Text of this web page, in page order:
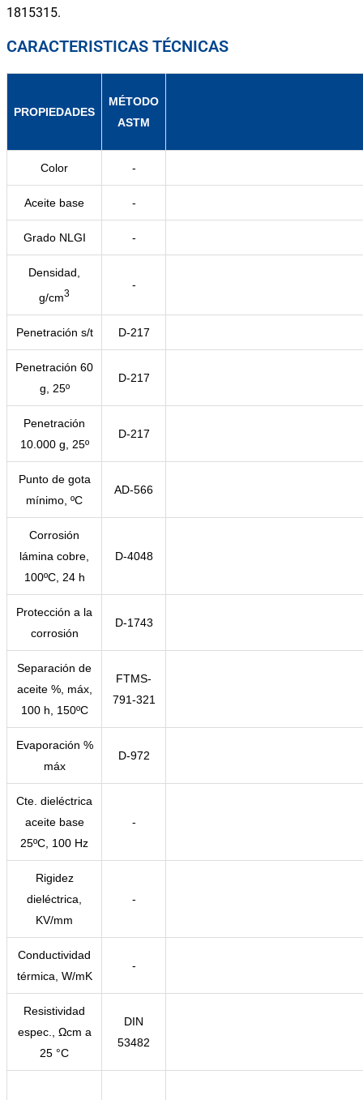
1815315.
CARACTERISTICAS TÉCNICAS
PROPIEDADES
MÉTODO
ASTM
Color -
Aceite base -
Grado NLGI -
Densidad,
g/cm3
-
Penetración s/t D-217
Penetración 60
g, 25º
D-217
Penetración
10.000 g, 25º
D-217
Punto de gota
mínimo, ºC
AD-566
Corrosión
lámina cobre,
100ºC, 24 h
D-4048
Protección a la
corrosión
D-1743
Separación de
aceite %, máx,
100 h, 150ºC
FTMS-
791-321
Evaporación %
máx
D-972
Cte. dieléctrica
aceite base
25ºC, 100 Hz
-
Rigidez
dieléctrica,
KV/mm
-
Conductividad
térmica, W/mK
-
Resistividad
espec., Ωcm a
25 °C
DIN
53482